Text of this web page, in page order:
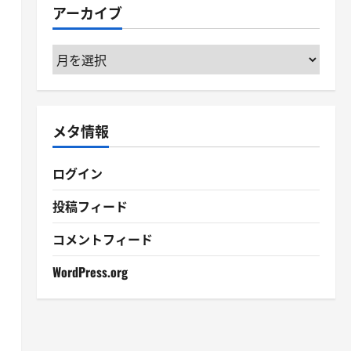
ー
アーカイブ
ア
ー
ブ
メタ情報
ログイン
投稿フィード
コメントフィード
WordPress.org